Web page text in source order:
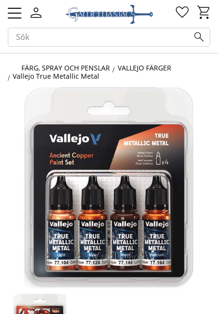
Meny
FÄRG, SPRAY OCH PENSLAR
VALLEJO FÄRGER
Vallejo True Metallic Metal